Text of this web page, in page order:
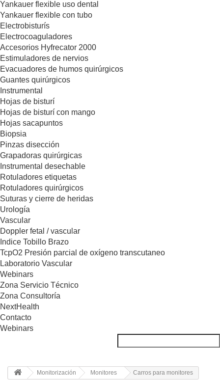
Yankauer flexible uso dental
Yankauer flexible con tubo
Electrobisturís
Electrocoaguladores
Accesorios Hyfrecator 2000
Estimuladores de nervios
Evacuadores de humos quirúrgicos
Guantes quirúrgicos
Instrumental
Hojas de bisturí
Hojas de bisturí con mango
Hojas sacapuntos
Biopsia
Pinzas disección
Grapadoras quirúrgicas
Instrumental desechable
Rotuladores etiquetas
Rotuladores quirúrgicos
Suturas y cierre de heridas
Urología
Vascular
Doppler fetal / vascular
Indice Tobillo Brazo
TcpO2 Presión parcial de oxígeno transcutaneo
Laboratorio Vascular
Webinars
Zona Servicio Técnico
Zona Consultoría
NextHealth
Contacto
Webinars
Monitorización Monitores Carros para monitores